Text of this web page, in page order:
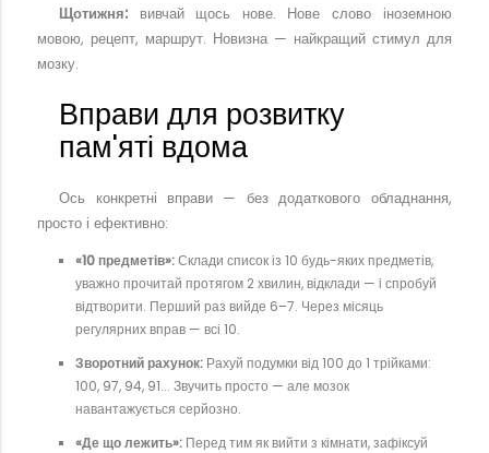
Щотижня: вивчай щось нове. Нове слово іноземною
мовою, рецепт, маршрут. Новизна — найкращий стимул для
мозку.
Вправи для розвитку
пам'яті вдома
Ось конкретні вправи — без додаткового обладнання,
просто і ефективно:
«10 предметів»:Склади список із 10 будь-яких предметів,
уважно прочитай протягом 2 хвилин, відклади — і спробуй
відтворити. Перший раз вийде 6–7. Через місяць
регулярних вправ — всі 10.
Зворотний рахунок: Рахуй подумки від 100 до 1 трійками:
100, 97, 94, 91... Звучить просто — але мозок
навантажується серйозно.
«Де що лежить»: Перед тим як вийти з кімнати, зафіксуй